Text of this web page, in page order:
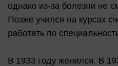
однако из-за болезни не
Позже учился на курсах
работать по
В 1933 году женился. В